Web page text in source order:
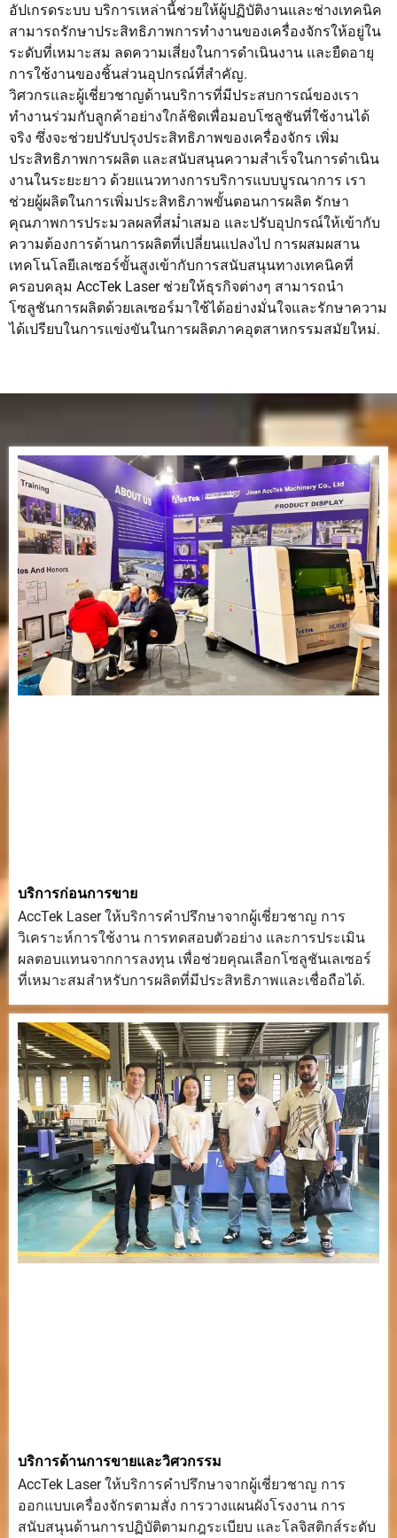
อัปเกรดระบบ บริการเหล่านี้ช่วยให้ผู้ปฏิบัติงานและช่างเทคนิค
สามารถรักษาประสิทธิภาพการทำงานของเครื่องจักรให้อยู่ใน
ระดับที่เหมาะสม ลดความเสี่ยงในการดำเนินงาน และยืดอายุ
การใช้งานของชิ้นส่วนอุปกรณ์ที่สำคัญ.
วิศวกรและผู้เชี่ยวชาญด้านบริการที่มีประสบการณ์ของเรา
ทำงานร่วมกับลูกค้าอย่างใกล้ชิดเพื่อมอบโซลูชันที่ใช้งานได้
จริง ซึ่งจะช่วยปรับปรุงประสิทธิภาพของเครื่องจักร เพิ่ม
ประสิทธิภาพการผลิต และสนับสนุนความสำเร็จในการดำเนิน
งานในระยะยาว ด้วยแนวทางการบริการแบบบูรณาการ เรา
ช่วยผู้ผลิตในการเพิ่มประสิทธิภาพขั้นตอนการผลิต รักษา
คุณภาพการประมวลผลที่สม่ำเสมอ และปรับอุปกรณ์ให้เข้ากับ
ความต้องการด้านการผลิตที่เปลี่ยนแปลงไป การผสมผสาน
เทคโนโลยีเลเซอร์ขั้นสูงเข้ากับการสนับสนุนทางเทคนิคที่
ครอบคลุม AccTek Laser ช่วยให้ธุรกิจต่างๆ สามารถนำ
โซลูชันการผลิตด้วยเลเซอร์มาใช้ได้อย่างมั่นใจและรักษาความ
ได้เปรียบในการแข่งขันในการผลิตภาคอุตสาหกรรมสมัยใหม่.
บริการก่อนการขาย
AccTek Laser ให้บริการคำปรึกษาจากผู้เชี่ยวชาญ การ
วิเคราะห์การใช้งาน การทดสอบตัวอย่าง และการประเมิน
ผลตอบแทนจากการลงทุน เพื่อช่วยคุณเลือกโซลูชันเลเซอร์
ที่เหมาะสมสำหรับการผลิตที่มีประสิทธิภาพและเชื่อถือได้.
บริการด้านการขายและวิศวกรรม
AccTek Laser ให้บริการคำปรึกษาจากผู้เชี่ยวชาญ การ
ออกแบบเครื่องจักรตามสั่ง การวางแผนผังโรงงาน การ
สนับสนุนด้านการปฏิบัติตามกฎระเบียบ และโลจิสติกส์ระดับ